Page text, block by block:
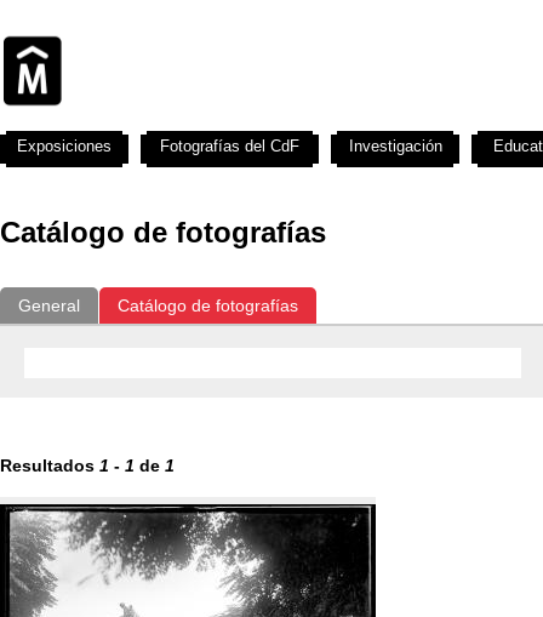
Catálogo de fotografías
General Catálogo de fotografías
Resultados 1 - 1 de 1
Exposiciones Fotografías del CdF Investigación